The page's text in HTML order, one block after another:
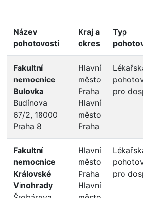
Název
pohotovosti
Kraj a
okres
Typ
Fakultní
nemocnice
Bulovka
Budínova
67/2, 18000
Praha 8
Hlavní
město
Praha
Hlavní
město
Praha
pro
Fakultní
nemocnice
Královské
Vinohrady
Hlavní
město
Praha
Hlavní
pro